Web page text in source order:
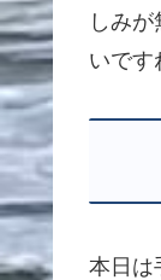
しみ
いです
本日は